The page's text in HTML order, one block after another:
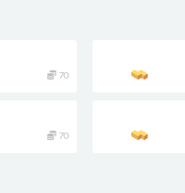
70
70